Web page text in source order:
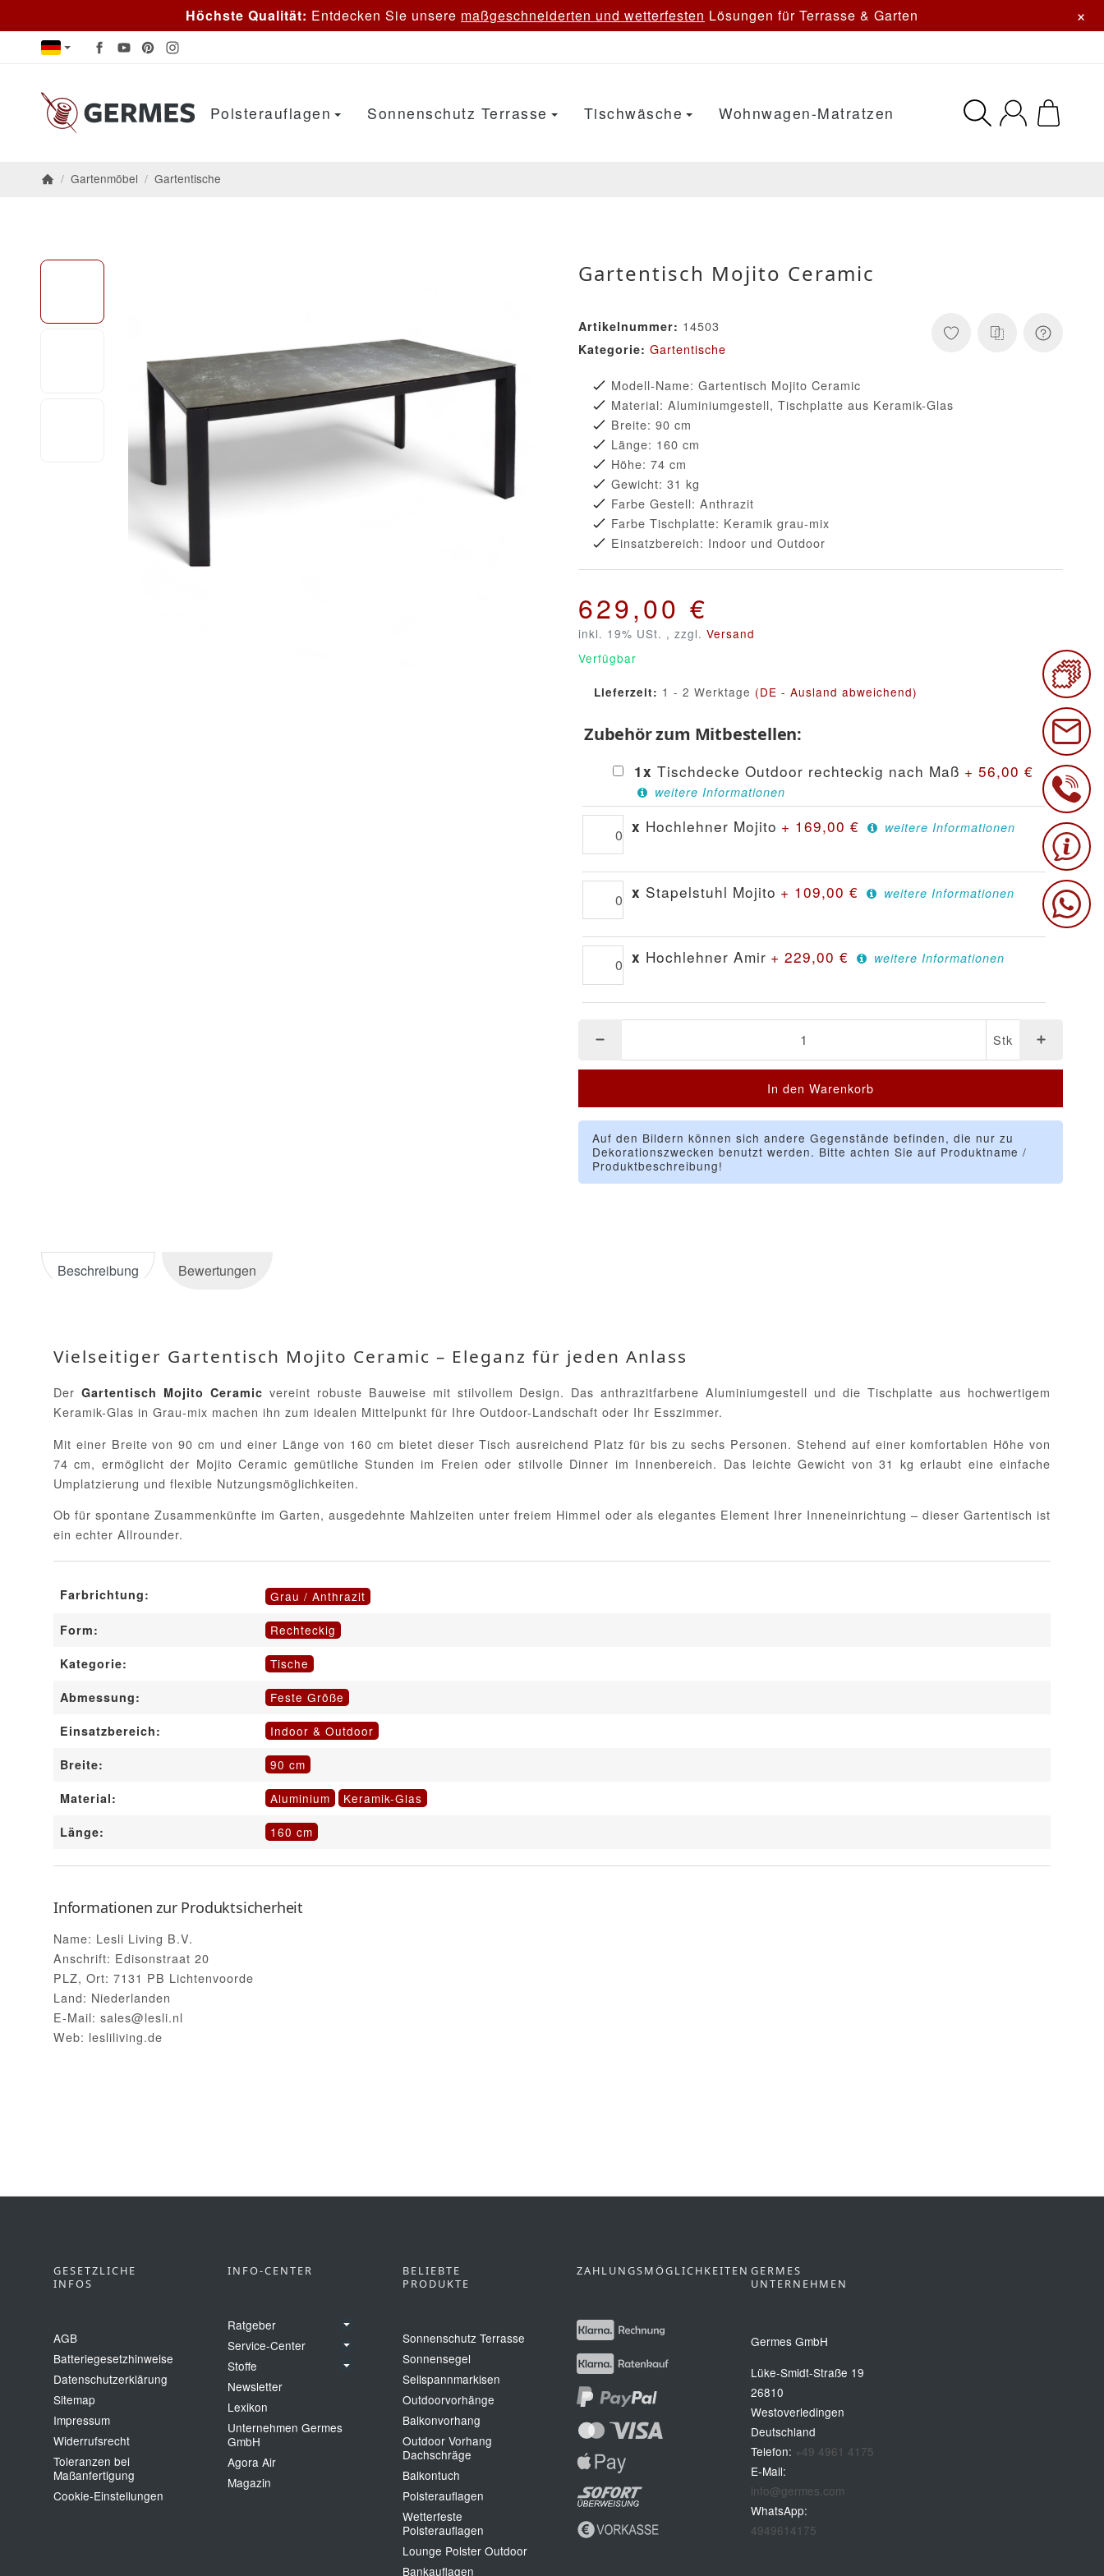
Höchste Qualität: Entdecken Sie unsere maßgeschneiderten und wetterfesten Lösungen für Terrasse & Garten ×
Polsterauflagen Sonnenschutz Terrasse Tischwäsche Wohnwagen-Matratzen
/ Gartenmöbel / Gartentische
Gartentisch Mojito Ceramic
Artikelnummer: 14503
Kategorie: Gartentische
Modell-Name: Gartentisch Mojito Ceramic
Material: Aluminiumgestell, Tischplatte aus Keramik-Glas
Breite: 90 cm
Länge: 160 cm
Höhe: 74 cm
Gewicht: 31 kg
Farbe Gestell: Anthrazit
Farbe Tischplatte: Keramik grau-mix
Einsatzbereich: Indoor und Outdoor
629,00 €
inkl. 19% USt. , zzgl. Versand
Verfügbar
Lieferzeit: 1 - 2 Werktage (DE - Ausland abweichend)
Zubehör zum Mitbestellen:
1x Tischdecke Outdoor rechteckig nach Maß + 56,00 €
weitere Informationen
x Hochlehner Mojito + 169,00 € weitere Informationen
x Stapelstuhl Mojito + 109,00 € weitere Informationen
x Hochlehner Amir + 229,00 € weitere Informationen
Stk
In den Warenkorb
Auf den Bildern können sich andere Gegenstände befinden, die nur zu
Dekorationszwecken benutzt werden. Bitte achten Sie auf Produktname /
Produktbeschreibung!
Beschreibung Bewertungen
Vielseitiger Gartentisch Mojito Ceramic – Eleganz für jeden Anlass
Der Gartentisch Mojito Ceramic vereint robuste Bauweise mit stilvollem Design. Das anthrazitfarbene Aluminiumgestell und die Tischplatte aus hochwertigem
Keramik-Glas in Grau-mix machen ihn zum idealen Mittelpunkt für Ihre Outdoor-Landschaft oder Ihr Esszimmer.
Mit einer Breite von 90 cm und einer Länge von 160 cm bietet dieser Tisch ausreichend Platz für bis zu sechs Personen. Stehend auf einer komfortablen Höhe von
74 cm, ermöglicht der Mojito Ceramic gemütliche Stunden im Freien oder stilvolle Dinner im Innenbereich. Das leichte Gewicht von 31 kg erlaubt eine einfache
Umplatzierung und flexible Nutzungsmöglichkeiten.
Ob für spontane Zusammenkünfte im Garten, ausgedehnte Mahlzeiten unter freiem Himmel oder als elegantes Element Ihrer Inneneinrichtung – dieser Gartentisch ist
ein echter Allrounder.
Farbrichtung: Grau / Anthrazit
Form: Rechteckig
Kategorie: Tische
Abmessung: Feste Größe
Einsatzbereich: Indoor & Outdoor
Breite: 90 cm
Material: Aluminium Keramik-Glas
Länge: 160 cm
Informationen zur Produktsicherheit
Name: Lesli Living B.V.
Anschrift: Edisonstraat 20
PLZ, Ort: 7131 PB Lichtenvoorde
Land: Niederlanden
E-Mail: sales@lesli.nl
Web: lesliliving.de
GESETZLICHE
INFOS
AGB
Batteriegesetzhinweise
Datenschutzerklärung
Sitemap
Impressum
Widerrufsrecht
Toleranzen bei
Maßanfertigung
Cookie‑Einstellungen
INFO-CENTER
Ratgeber
Service-Center
Stoffe
Newsletter
Lexikon
Unternehmen Germes
GmbH
Agora Air
Magazin
BELIEBTE
PRODUKTE
Sonnenschutz Terrasse
Sonnensegel
Seilspannmarkisen
Outdoorvorhänge
Balkonvorhang
Outdoor Vorhang
Dachschräge
Balkontuch
Polsterauflagen
Wetterfeste
Polsterauflagen
Lounge Polster Outdoor
Bankauflagen
ZAHLUNGSMÖGLICHKEITEN GERMES
UNTERNEHMEN
Germes GmbH
Lüke-Smidt-Straße 19
26810
Westoverledingen
Deutschland
Telefon: +49 4961 4175
E-Mail:
info@germes.com
WhatsApp:
4949614175